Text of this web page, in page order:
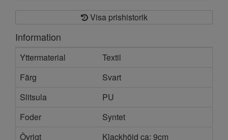
Visa prishistorik
Information
Yttermaterial
Textil
Färg
Svart
Slitsula
PU
Foder
Syntet
Övrigt
Klackhöjd ca: 9cm